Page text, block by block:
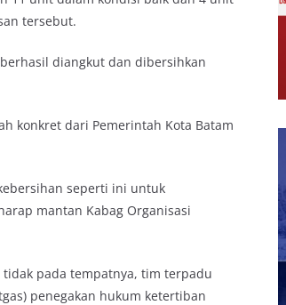
tersebut.
diangkut dan dibersihkan
konkret dari Pemerintah Kota Batam
seperti ini untuk
mantan Kabag Organisasi
pada tempatnya, tim terpadu
penegakan hukum ketertiban